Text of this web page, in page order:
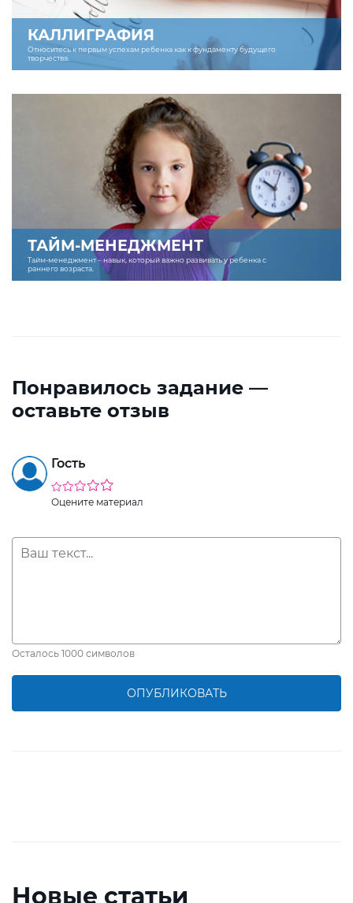
КАЛЛИГРАФИЯ
Относитесь к первым успехам ребенка как к фундаменту будущего
творчества.
ТАЙМ-МЕНЕДЖМЕНТ
Тайм-менеджмент – навык, который важно развивать у ребенка с
раннего возраста.
Понравилось задание —
оставьте отзыв
Гость
Оцените материал
Осталось 1000 символов
ОПУБЛИКОВАТЬ
Новые статьи